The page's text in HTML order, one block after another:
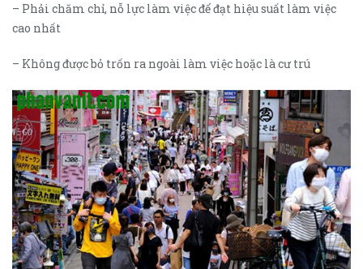
– Phải chăm chỉ, nỗ lực làm việc để đạt hiệu suất làm việc
cao nhất
– Không được bỏ trốn ra ngoài làm việc hoặc là cư trú